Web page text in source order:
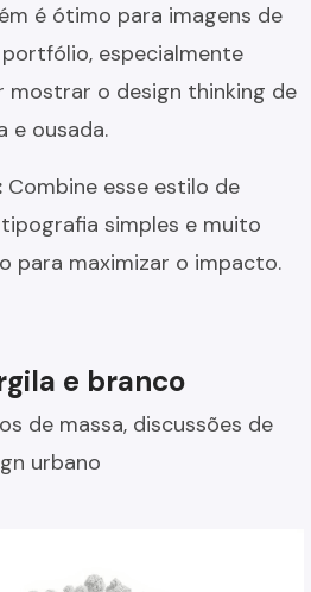
é ótimo para imagens de
especialmente
mostrar o design thinking de
e ousada.
Combine esse estilo de
simples e muito
para maximizar o impacto.
e branco
de massa, discussões de
urbano